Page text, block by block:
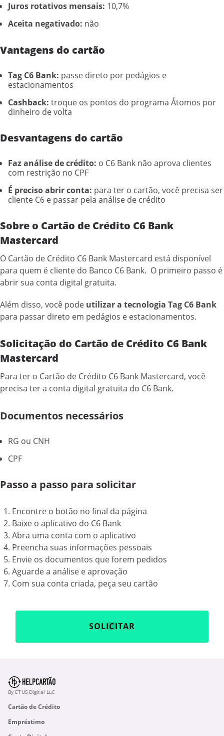
Juros rotativos mensais: 10,7%
Aceita negativado: não
Vantagens do cartão
Tag C6 Bank: passe direto por pedágios e
estacionamentos
Cashback: troque os pontos do programa Átomos por
dinheiro de volta
Desvantagens do cartão
Faz análise de crédito: o C6 Bank não aprova clientes
com restrição no CPF
É preciso abrir conta: para ter o cartão, você precisa ser
cliente C6 e passar pela análise de crédito
Sobre o Cartão de Crédito C6 Bank
Mastercard
O Cartão de Crédito C6 Bank Mastercard está disponível
para quem é cliente do Banco C6 Bank. O primeiro passo é
abrir sua conta digital gratuita.
Além disso, você pode utilizar a tecnologia Tag C6 Bank
para passar direto em pedágios e estacionamentos.
Solicitação do Cartão de Crédito C6 Bank
Mastercard
Para ter o Cartão de Crédito C6 Bank Mastercard, você
precisa ter a conta digital gratuita do C6 Bank.
Documentos necessários
RG ou CNH
CPF
Passo a passo para solicitar
Encontre o botão no final da página
Baixe o aplicativo do C6 Bank
Abra uma conta com o aplicativo
Preencha suas informações pessoais
Envie os documentos que forem pedidos
Aguarde a análise e aprovação
Com sua conta criada, peça seu cartão
SOLICITAR
By ETUS Digital LLC
Cartão de Crédito
Empréstimo